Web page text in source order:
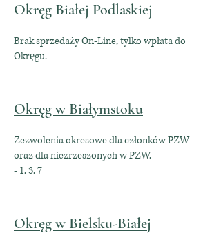
Okręg Białej Podlaskiej
Brak sprzedaży On-Line, tylko wpłata do
Okręgu.
Okręg w Białymstoku
Zezwolenia okresowe dla członków PZW
oraz dla niezrzeszonych w PZW,
- 1, 3, 7
Okręg w Bielsku-Białej